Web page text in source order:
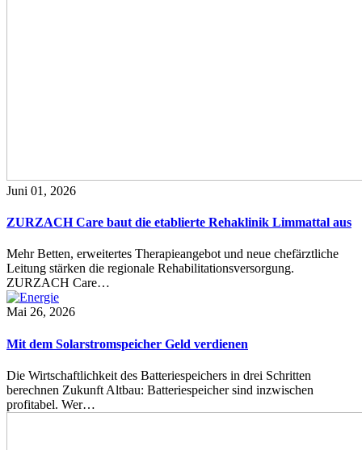
Juni 01, 2026
ZURZACH Care baut die etablierte Rehaklinik Limmattal aus
Mehr Betten, erweitertes Therapieangebot und neue chefärztliche
Leitung stärken die regionale Rehabilitationsversorgung.
ZURZACH Care…
Mai 26, 2026
Mit dem Solarstromspeicher Geld verdienen
Die Wirtschaftlichkeit des Batteriespeichers in drei Schritten
berechnen Zukunft Altbau: Batteriespeicher sind inzwischen
profitabel. Wer…